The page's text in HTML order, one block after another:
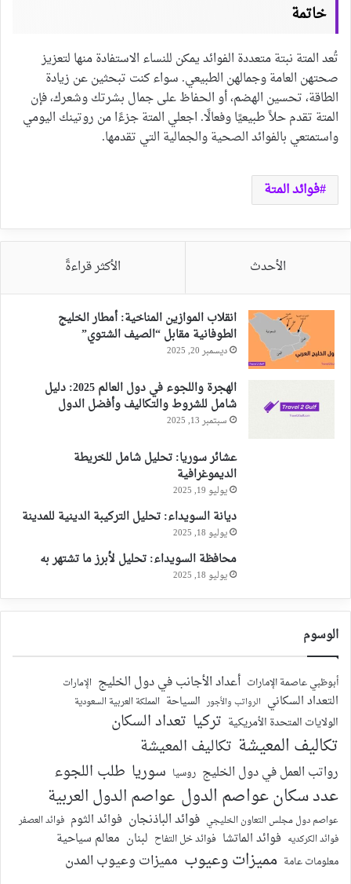
خاتمة
تُعد المتة نبتة متعددة الفوائد يمكن للنساء الاستفادة منها لتعزيز
صحتهن العامة وجمالهن الطبيعي. سواء كنت تبحثين عن زيادة
الطاقة، تحسين الهضم، أو الحفاظ على جمال بشرتك وشعرك، فإن
المتة تقدم حلاً طبيعيًا وفعالًا. اجعلي المتة جزءًا من روتينك اليومي
واستمتعي بالفوائد الصحية والجمالية التي تقدمها.
فوائد المتة
الأحدث الأكثر قراءةً
انقلاب الموازين المناخية: أمطار الخليج
الطوفانية مقابل “الصيف الشتوي”
ديسمبر 20, 2025
الهجرة واللجوء في دول العالم 2025: دليل
شامل للشروط والتكاليف وأفضل الدول
سبتمبر 13, 2025
عشائر سوريا: تحليل شامل للخريطة
الديموغرافية
يوليو 19, 2025
ديانة السويداء: تحليل التركيبة الدينية للمدينة
يوليو 18, 2025
محافظة السويداء: تحليل لأبرز ما تشتهر به
يوليو 18, 2025
الوسوم
أبوظبي عاصمة الإمارات أعداد الأجانب في دول الخليج الإمارات
التعداد السكاني الرواتب والأجور السياحة المملكة العربية السعودية
الولايات المتحدة الأمريكية تركيا تعداد السكان
تكاليف المعيشة تكاليف المعيشة
رواتب العمل في دول الخليج روسيا سوريا طلب اللجوء
عدد سكان عواصم الدول عواصم الدول العربية
عواصم دول مجلس التعاون الخليجي فوائد الباذنجان فوائد الثوم فوائد العصفر
فوائد الكركديه فوائد الماتشا فوائد خل التفاح لبنان معالم سياحية
معلومات عامة مميزات وعيوب مميزات وعيوب المدن